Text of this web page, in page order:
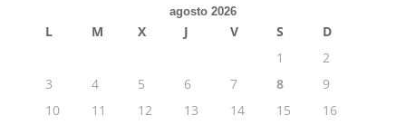
agosto 2026
L M X J V S
D
1
2
3
4 5 6 7 8
9
10
11 12 13 14 15
16